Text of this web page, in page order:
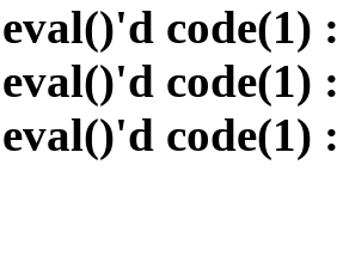
code(1)
code(1)
code(1)